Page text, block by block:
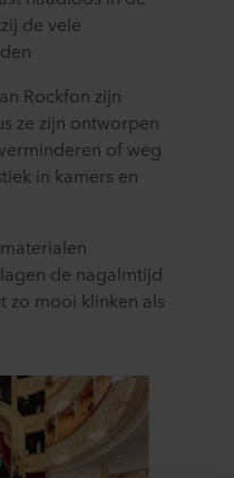
de vele
Rockfon zijn
ze zijn ontworpen
of weg
in kamers en
de nagalmtijd
zo mooi klinken als